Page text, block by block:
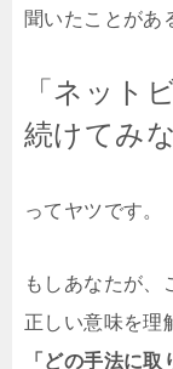
聞いたことがあ
「ネット
続けてみ
ってヤツです。
もしあなたが、
正しい意味を理
「どの手法に